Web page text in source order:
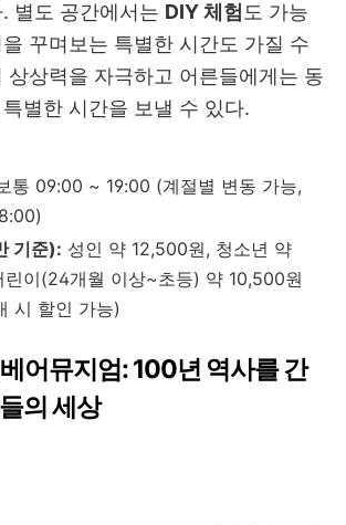
별도 공간에서는 DIY 체험도 가능
꾸며보는 특별한 시간도 가질 수
상상력을 자극하고 어른들에게는 동
별한 시간을 보낼 수 있다.
통 09:00 ~ 19:00 (계절별 변동 가능,
기준): 성인 약 12,500원, 청소년 약
린이(24개월 이상~초등) 약 10,500원
시 할인 가능)
어뮤지엄: 100년 역사를 간
의 세상